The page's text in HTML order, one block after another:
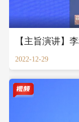
【主旨演讲】
2022-12-29